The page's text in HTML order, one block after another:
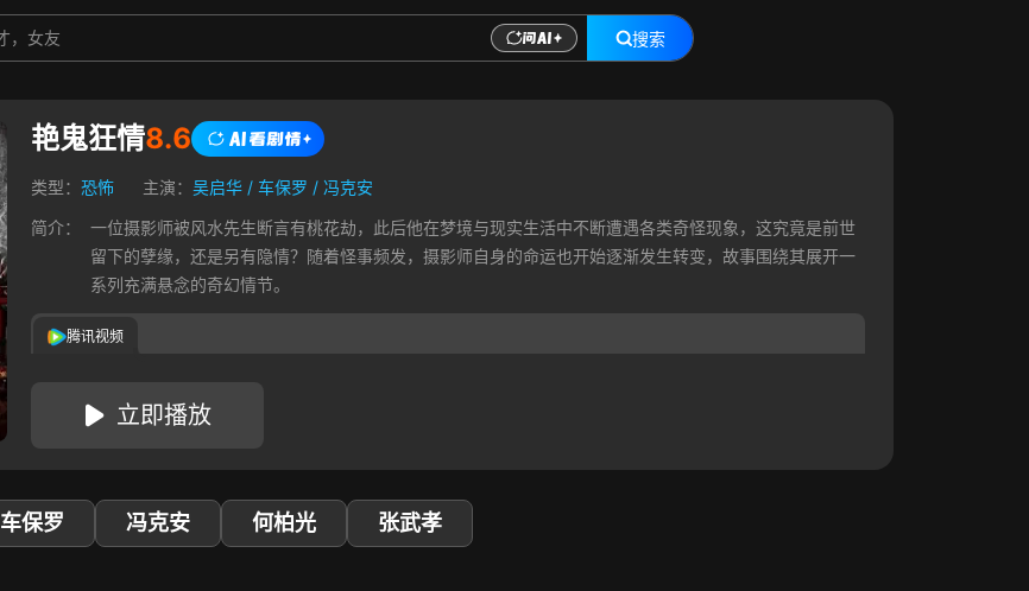
搜索
艳鬼狂情8.6
类型： 恐怖 主演： 吴启华 / 车保罗 / 冯克安
简介：
一位摄影师被风水先生断言有桃花劫，此后他在梦境与现实生活中不断遭遇各类奇怪现象，这究竟是前世
留下的孽缘，还是另有隐情？随着怪事频发，摄影师自身的命运也开始逐渐发生转变，故事围绕其展开一
系列充满悬念的奇幻情节。
腾讯视频
立即播放
车保罗 冯克安 何柏光 张武孝